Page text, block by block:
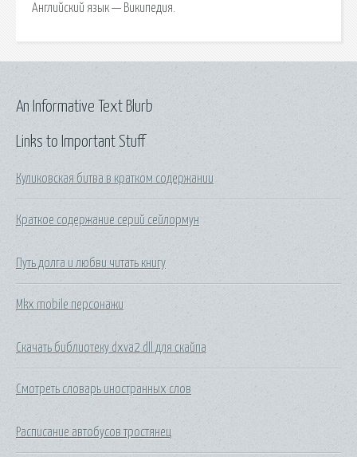
Английский язык — Википедия.
Links to Important Stuff
Куликовская битва в кратком содержании
Краткое содержание серий сейлормун
Путь долга и любви читать книгу
Mkx mobile персонажи
Скачать библиотеку dxva2 dll для скайпа
Смотреть словарь иностранных слов
Расписание автобусов тростянец
An Informative Text Blurb